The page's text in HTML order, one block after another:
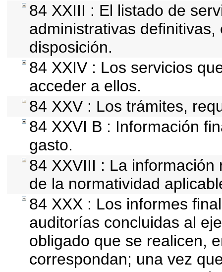
84 XXIII : El listado de
administrativas
disposición.
84 XXIV : Los servicios
acceder a ellos.
84 XXV : Los trámites,
84 XXVI B : Información
gasto.
84 XXVIII : La
de la normatividad
84 XXX : Los informes
auditorías concluidas al
obligado que se realicen,
correspondan; una vez